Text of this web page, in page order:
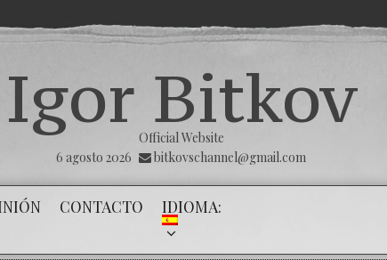
Igor Bitkov
Official Website
6 agosto 2026
bitkovschannel@gmail.com
CONTACTO IDIOMA: